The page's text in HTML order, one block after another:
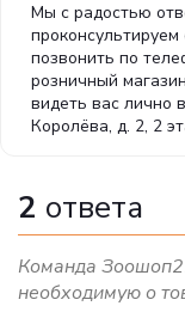
Мы с радостью
позвонить по
розничный магазин
видеть вас лично
Королёва, д. 2, 2
2 ответа
Команда
необходимую о